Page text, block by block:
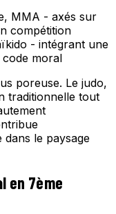
MMA - axés sur
compétition
- intégrant une
moral
poreuse. Le judo,
traditionnelle tout
le paysage
en 7ème